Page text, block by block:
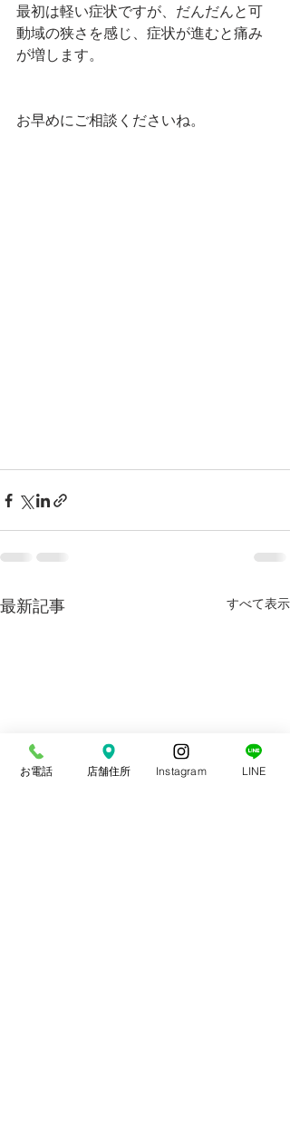
最初は軽い症状ですが、だんだんと可
動域の狭さを感じ、症状が進むと痛み
が増します。
お早めにご相談くださいね。
最新記事 すべて表示
お電話 店舗住所 Instagram LINE